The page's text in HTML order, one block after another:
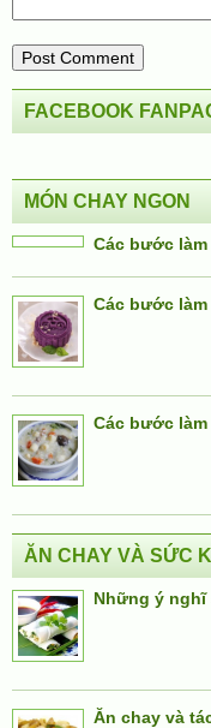
FACEBOOK
MÓN CHAY NGON
Các bước
Các bước
Các bước
ĂN CHAY VÀ SỨC
Những ý nghĩ
Ăn chay và